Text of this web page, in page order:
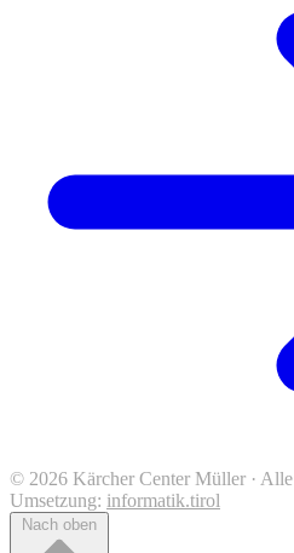
© 2026 Kärcher Center Müller ·
Umsetzung: informatik.tirol
Nach oben